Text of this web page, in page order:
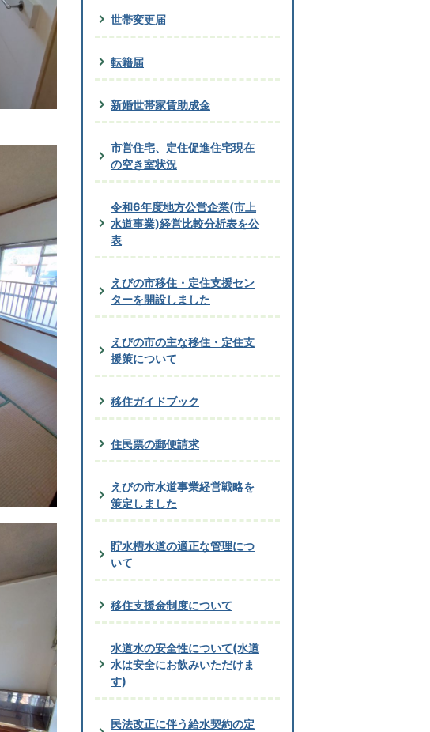
世帯変更届
転籍届
新婚世帯家賃助成金
市営住宅、定住促進住宅現在
の空き室状況
令和6年度地方公営企業(市上
水道事業)経営比較分析表を公
表
えびの市移住・定住支援セン
ターを開設しました
えびの市の主な移住・定住支
援策について
移住ガイドブック
住民票の郵便請求
えびの市水道事業経営戦略を
策定しました
貯水槽水道の適正な管理につ
いて
移住支援金制度について
水道水の安全性について(水道
水は安全にお飲みいただけま
す)
民法改正に伴う給水契約の定